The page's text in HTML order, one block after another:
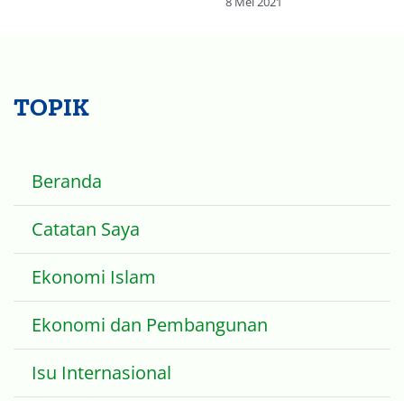
Beranda
Catatan Saya
Ekonomi Islam
Ekonomi dan Pembangunan